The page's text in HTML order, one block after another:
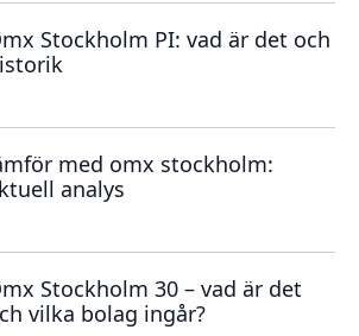
Stockholm PI: vad är det och
med omx stockholm:
analys
Stockholm 30 – vad är det
vilka bolag ingår?